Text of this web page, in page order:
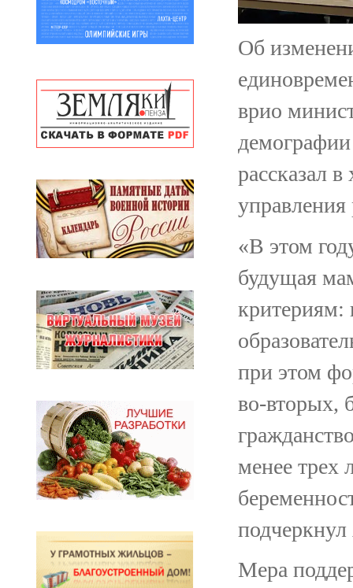
Об
врио
рассказал
«В этом
будущая
критериям:
при этом
во‑вторых,
менее трех
Мера